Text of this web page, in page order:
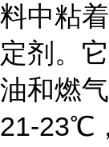
料中粘
定剂。
油和燃
21-23℃